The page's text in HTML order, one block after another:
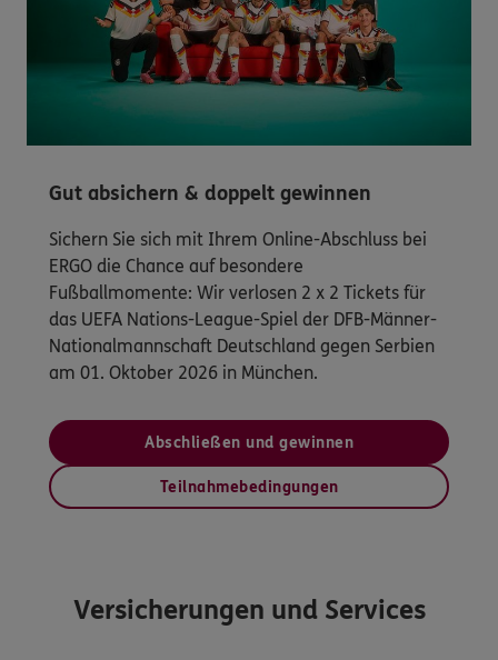
Gut absichern & doppelt gewinnen
Sichern Sie sich mit Ihrem Online-Abschluss bei
ERGO die Chance auf besondere
Fußballmomente: Wir verlosen 2 x 2 Tickets für
das UEFA Nations-League-Spiel der DFB-Männer-
Nationalmannschaft Deutschland gegen Serbien
am 01. Oktober 2026 in München.
Abschließen und gewinnen
Teilnahmebedingungen
Versicherungen und Services